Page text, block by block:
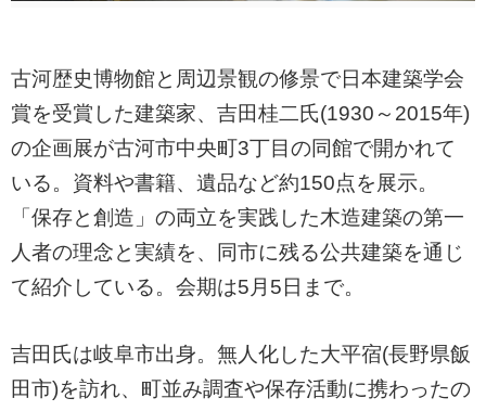
古河歴史博物館と周辺景観の修景で日本建築学会
賞を受賞した建築家、吉田桂二氏(1930～2015年)
の企画展が古河市中央町3丁目の同館で開かれて
いる。資料や書籍、遺品など約150点を展示。
「保存と創造」の両立を実践した木造建築の第一
人者の理念と実績を、同市に残る公共建築を通じ
て紹介している。会期は5月5日まで。
吉田氏は岐阜市出身。無人化した大平宿(長野県飯
田市)を訪れ、町並み調査や保存活動に携わったの